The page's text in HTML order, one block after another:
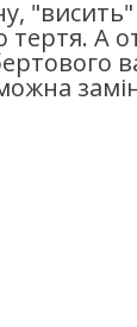
"висить"
тертя. А